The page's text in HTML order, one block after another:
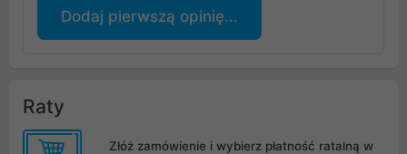
Dodaj pierwszą opinię...
Raty
Złóż zamówienie i wybierz płatność ratalną w